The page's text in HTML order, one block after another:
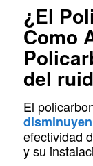
¿El
Como
del
El
efectividad
y su